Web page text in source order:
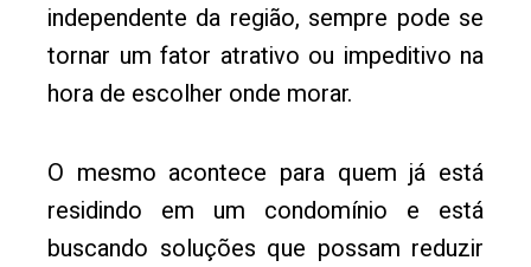
independente da região, sempre pode se
tornar um fator atrativo ou impeditivo na
hora de escolher onde morar.
O mesmo acontece para quem já está
residindo em um condomínio e está
buscando soluções que possam reduzir